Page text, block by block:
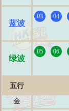
蓝波
03 04
绿波
05 06
五行
金